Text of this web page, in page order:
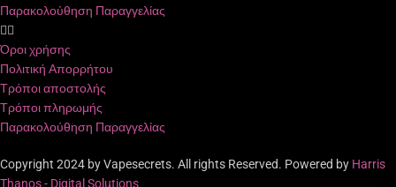
Παρακολούθηση Παραγγελίας
Όροι χρήσης
Πολιτική Απορρήτου
Τρόποι αποστολής
Τρόποι πληρωμής
Παρακολούθηση Παραγγελίας
Copyright 2024 by Vapesecrets. All rights Reserved. Powered by Harris
Thanos - Digital Solutions